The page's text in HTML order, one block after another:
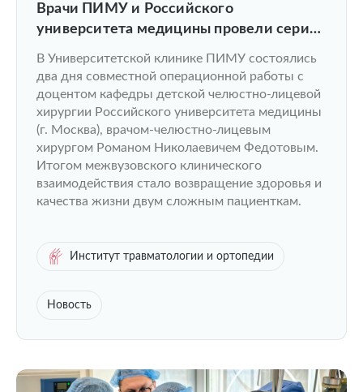
Врачи ПИМУ и Российского
университета медицины провели серию
В Университетской клинике ПИМУ состоялись
два дня совместной операционной работы с
доцентом кафедры детской челюстно-лицевой
хирургии Российского университета медицины
(г. Москва), врачом-челюстно-лицевым
хирургом Романом Николаевичем Федотовым.
Итогом межвузовского клинического
взаимодействия стало возвращение здоровья и
качества жизни двум сложным пациенткам.
Институт травматологии и ортопедии
Новость